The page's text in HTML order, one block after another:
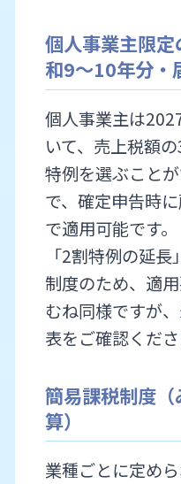
個人事業主限
和9〜10年分・
個人事業主は
いて、売上税額
特例を選ぶことが
で、確定申告時
で適用可能です。
「2割特例の延
制度のため、適
むね同様ですが
表をご確認くださ
簡易課税制度
算）
業種ごとに定め